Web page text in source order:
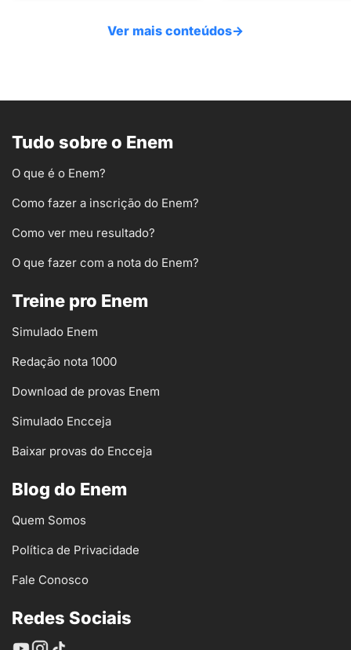
Ver mais conteúdos→
Tudo sobre o Enem
O que é o Enem?
Como fazer a inscrição do Enem?
Como ver meu resultado?
O que fazer com a nota do Enem?
Treine pro Enem
Simulado Enem
Redação nota 1000
Download de provas Enem
Simulado Encceja
Baixar provas do Encceja
Blog do Enem
Quem Somos
Política de Privacidade
Fale Conosco
Redes Sociais